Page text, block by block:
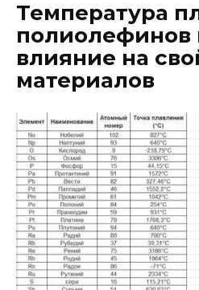
Температура
полиолефинов
влияние на
материалов